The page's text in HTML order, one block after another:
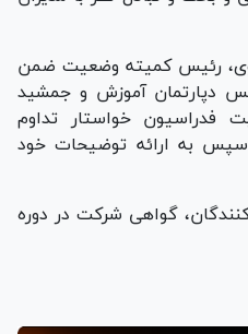
رئیس کمیته وضعیت ضمن
دپارتمان آموزش و جمشید
فدراسیون خواستار تداوم
به ارائه توضیحات خود
گواهی شرکت در دوره